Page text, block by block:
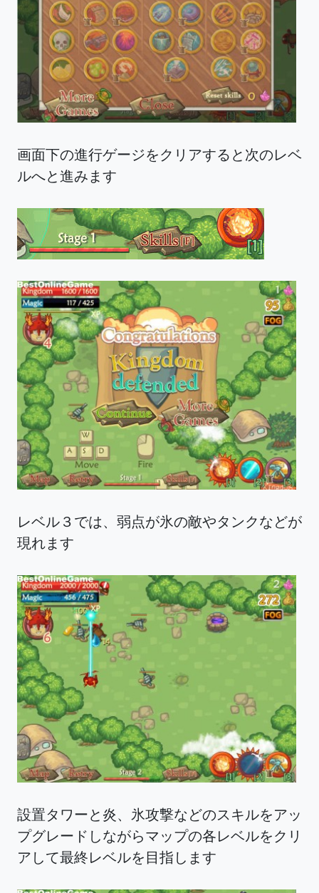
画面下の進行ゲージをクリアすると次のレベ
ルへと進みます
レベル３では、弱点が氷の敵やタンクなどが
現れます
設置タワーと炎、氷攻撃などのスキルをアッ
プグレードしながらマップの各レベルをクリ
アして最終レベルを目指します